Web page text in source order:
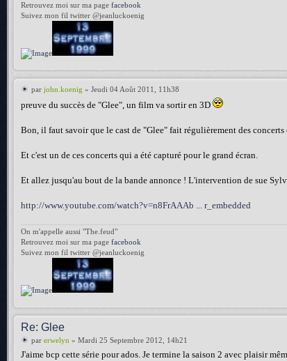
Retrouvez moi sur ma page facebook
Suivez mon fil twitter @jeanluckoenig
par john.koenig » Jeudi 04 Août 2011, 11h38
preuve du succès de "Glee", un film va sortir en 3D
Bon, il faut savoir que le cast de "Glee" fait régulièrement des concerts
Et c'est un de ces concerts qui a été capturé pour le grand écran.
Et allez jusqu'au bout de la bande annonce ! L'intervention de sue
http://www.youtube.com/watch?v=n8FrAAAb ... r_embedded
On m'appelle aussi "The.feud"
Retrouvez moi sur ma page facebook
Suivez mon fil twitter @jeanluckoenig
Re: Glee
par erwelyn » Mardi 25 Septembre 2012, 14h21
J'aime bcp cette série pour ados. Je termine la saison 2 avec plaisir